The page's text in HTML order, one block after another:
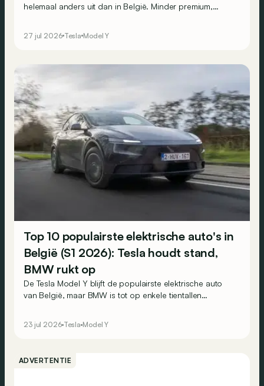
helemaal anders uit dan in België. Minder premium,
27 jul 2026 Tesla Model Y
Top 10 populairste elektrische auto's in
België (S1 2026): Tesla houdt stand,
BMW rukt op
De Tesla Model Y blijft de populairste elektrische auto
van België, maar BMW is tot op enkele tientallen
populairste elektrische auto's van het eerste semester
23 jul 2026 Tesla Model Y
ADVERTENTIE